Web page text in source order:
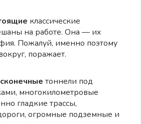
классические
на работе. Она — их
Пожалуй, именно поэтому
поражает.
тоннели под
многокилометровые
гладкие трассы,
огромные подземные и